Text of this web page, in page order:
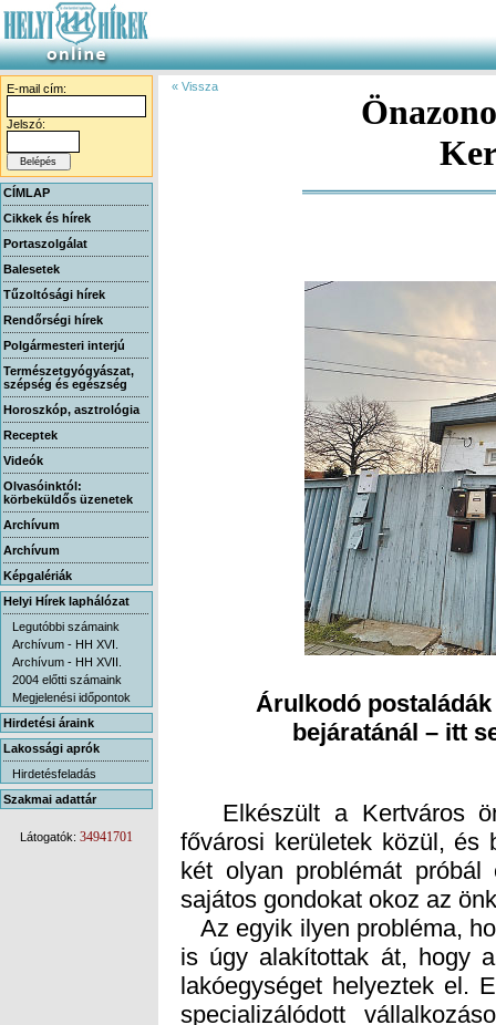
E-mail cím:
Jelszó:
CÍMLAP
Cikkek és hírek
Portaszolgálat
Balesetek
Tűzoltósági hírek
Rendőrségi hírek
Polgármesteri interjú
Természetgyógyászat,
szépség és egészség
Horoszkóp, asztrológia
Receptek
Videók
Olvasóinktól:
körbeküldős üzenetek
Archívum
Archívum
Képgalériák
Helyi Hírek laphálózat
Legutóbbi számaink
Archívum - HH XVI.
Archívum - HH XVII.
2004 előtti számaink
Megjelenési időpontok
Hirdetési áraink
Lakossági aprók
Hirdetésfeladás
Szakmai adattár
Látogatók: 34941701
« Vissza
Árulkodó
bejáratánál – itt
Elkészült a Kertváros
fővárosi kerületek közül,
két olyan problémát
sajátos gondokat okoz az
Az egyik ilyen probléma,
is úgy alakítottak át, hogy
lakóegységet helyeztek el.
specializálódott